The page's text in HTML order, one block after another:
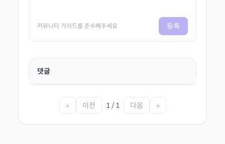
커뮤니티 가이드를 준수해주세요 등록
댓글
« 이전 1 / 1 다음 »